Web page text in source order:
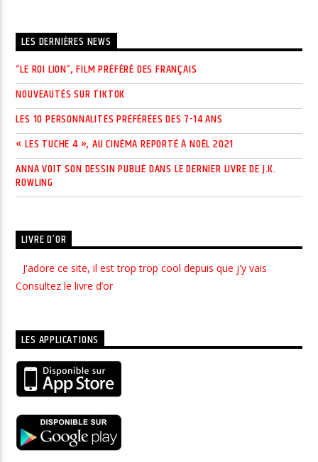
LES DERNIÈRES NEWS
“LE ROI LION”, FILM PRÉFÉRÉ DES FRANÇAIS
NOUVEAUTÉS SUR TIKTOK
LES 10 PERSONNALITÉS PRÉFÉRÉES DES 7-14 ANS
« LES TUCHE 4 », AU CINÉMA REPORTÉ À NOËL 2021
ANNA VOIT SON DESSIN PUBLIÉ DANS LE DERNIER LIVRE DE J.K.
ROWLING
LIVRE D’OR
J'adore ce site, il est trop trop cool depuis que j'y vais
Consultez le livre d’or
LES APPLICATIONS